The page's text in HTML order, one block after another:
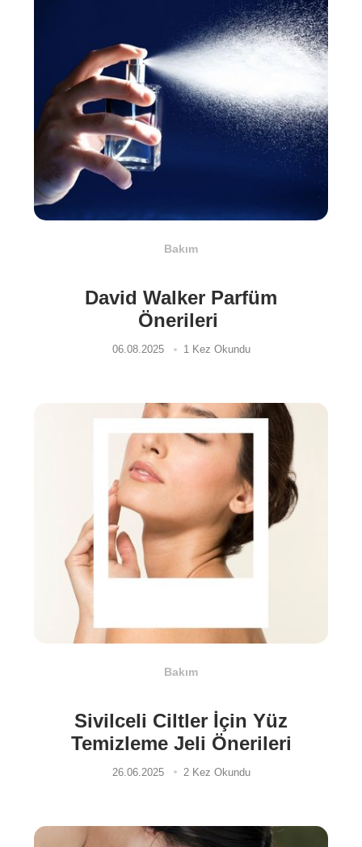
Bakım
David Walker Parfüm
Önerileri
06.08.2025 1 Kez Okundu
Bakım
⁠Sivilceli Ciltler İçin Yüz
Temizleme Jeli Önerileri
26.06.2025 2 Kez Okundu